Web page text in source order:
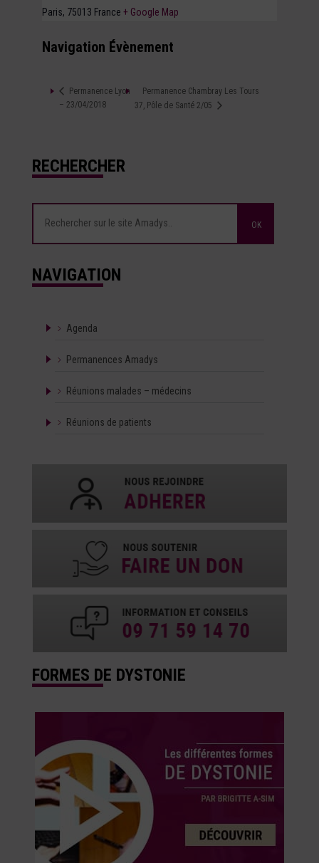
Paris, 75013 France + Google Map
Navigation Évènement
Permanence Lyon
– 23/04/2018
Permanence Chambray Les Tours
37, Pôle de Santé 2/05
RECHERCHER
NAVIGATION
Agenda
Permanences Amadys
Réunions malades – médecins
Réunions de patients
FORMES DE DYSTONIE